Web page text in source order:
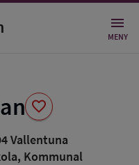
MENY
favorite
Vallentuna
, Kommunal